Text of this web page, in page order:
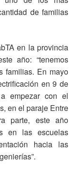
de familias
en la provincia
año: “tenemos
familias. En mayo
en 9 de
empezar con el
en el paraje Entre
parte, este año
en las escuelas
hacia las